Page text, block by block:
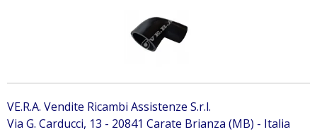
VE.R.A. Vendite Ricambi Assistenze S.r.l.
Via G. Carducci, 13 - 20841 Carate Brianza (MB) - Italia